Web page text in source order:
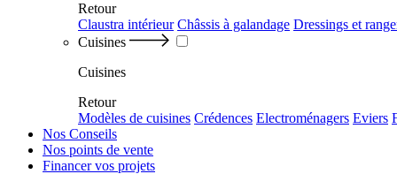
Retour
Claustra intérieur Châssis à galandage Dressings et
Cuisines
Cuisines
Retour
Modèles de cuisines Crédences Electroménagers Eviers
Nos Conseils
Nos points de vente
Financer vos projets